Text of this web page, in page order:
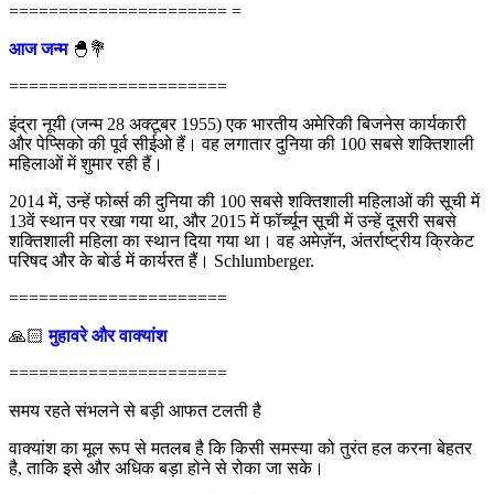
====================== =
आज जन्म 🐣💐
======================
इंद्रा नूयी (जन्म 28 अक्टूबर 1955) एक भारतीय अमेरिकी बिजनेस कार्यकारी
और पेप्सिको की पूर्व सीईओ हैं। वह लगातार दुनिया की 100 सबसे शक्तिशाली
महिलाओं में शुमार रही हैं।
2014 में, उन्हें फोर्ब्स की दुनिया की 100 सबसे शक्तिशाली महिलाओं की सूची में
13वें स्थान पर रखा गया था, और 2015 में फॉर्च्यून सूची में उन्हें दूसरी सबसे
शक्तिशाली महिला का स्थान दिया गया था। वह अमेज़ॅन, अंतर्राष्ट्रीय क्रिकेट
परिषद और के बोर्ड में कार्यरत हैं। Schlumberger.
======================
🙏🏻मुहावरे और वाक्यांश
======================
समय रहते संभलने से बड़ी आफत टलती है
वाक्यांश का मूल रूप से मतलब है कि किसी समस्या को तुरंत हल करना बेहतर
है, ताकि इसे और अधिक बड़ा होने से रोका जा सके।